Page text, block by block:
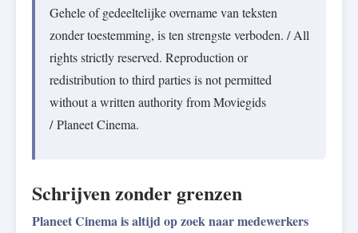
Gehele of gedeeltelijke overname van teksten
zonder toestemming, is ten strengste verboden. / All
rights strictly reserved. Reproduction or
redistribution to third parties is not permitted
without a written authority from Moviegids
/ Planeet Cinema.
Schrijven zonder grenzen
Planeet Cinema is altijd op zoek naar medewerkers